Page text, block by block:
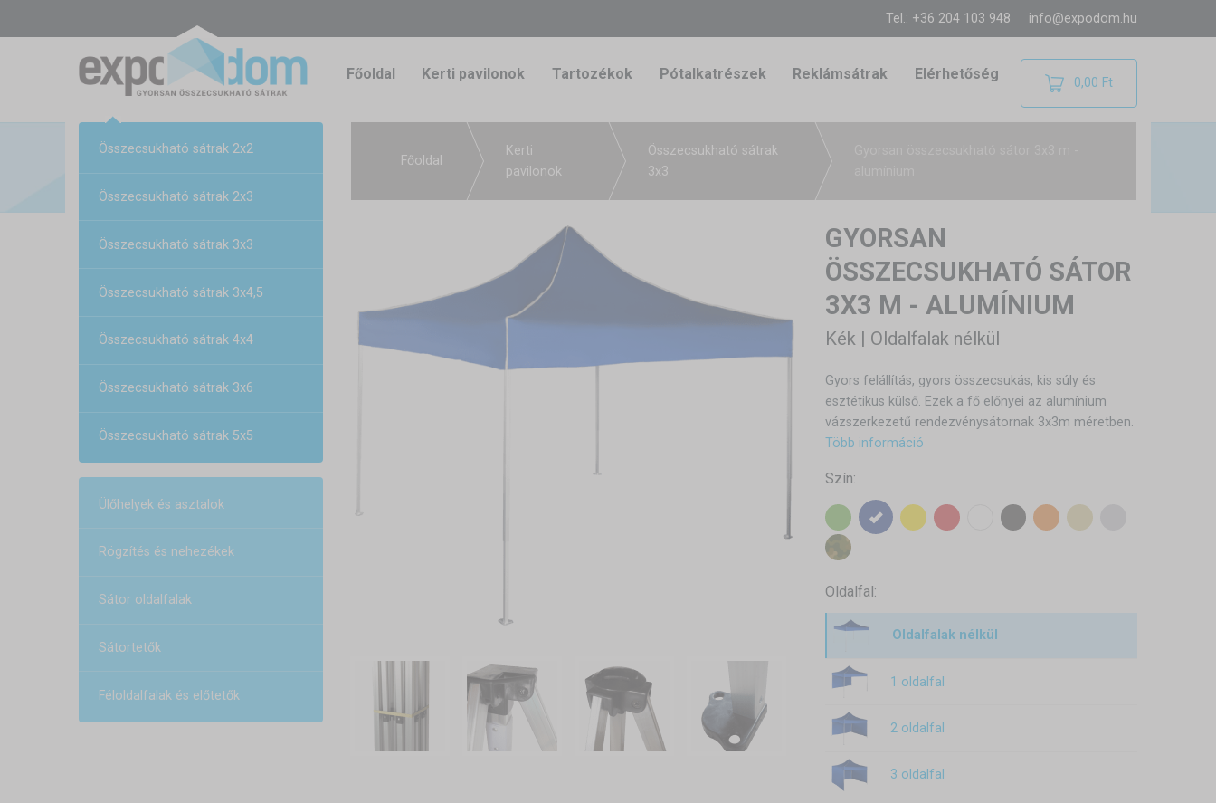
Tel.: +36 204 103 948 info@expodom.hu
Főoldal Kerti pavilonok Tartozékok Pótalkatrészek Reklámsátrak Elérhetőség 0,00 Ft
Összecsukható sátrak 2x2
Összecsukható sátrak 2x3
Összecsukható sátrak 3x3
Összecsukható sátrak 3x4,5
Összecsukható sátrak 4x4
Összecsukható sátrak 3x6
Összecsukható sátrak 5x5
Ülőhelyek és asztalok
Rögzítés és nehezékek
Sátor oldalfalak
Sátortetők
Féloldalfalak és előtetők
Főoldal
Kerti
pavilonok
Összecsukható sátrak
3x3
GYORSAN
ÖSSZECSUKHATÓ SÁTOR
3X3 M - ALUMÍNIUM
Kék | Oldalfalak nélkül
Gyors felállítás, gyors összecsukás, kis súly és
esztétikus külső. Ezek a fő előnyei az alumínium
vázszerkezetű rendezvénysátornak 3x3m méretben.
Több információ
Szín:
Oldalfal:
Oldalfalak nélkül
1 oldalfal
2 oldalfal
3 oldalfal